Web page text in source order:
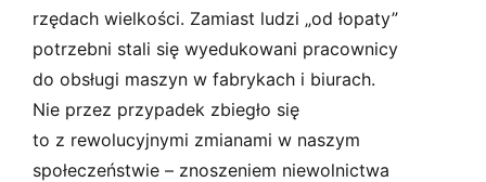
rzędach wielkości. Zamiast ludzi „od łopaty”
potrzebni stali się wyedukowani pracownicy
do obsługi maszyn w fabrykach i biurach.
Nie przez przypadek zbiegło się
to z rewolucyjnymi zmianami w naszym
społeczeństwie – znoszeniem niewolnictwa